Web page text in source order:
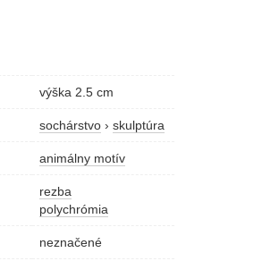
výška 2.5 cm
sochárstvo › skulptúra
animálny motív
rezba
polychrómia
neznačené